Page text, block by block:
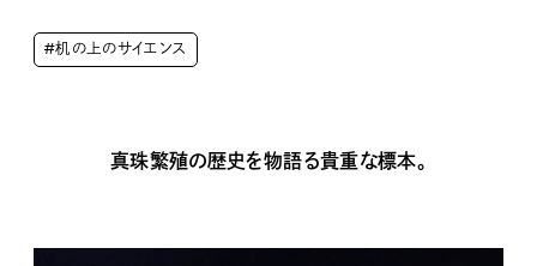
#机の上のサイエンス
真珠繁殖の歴史を物語る貴重な標本。